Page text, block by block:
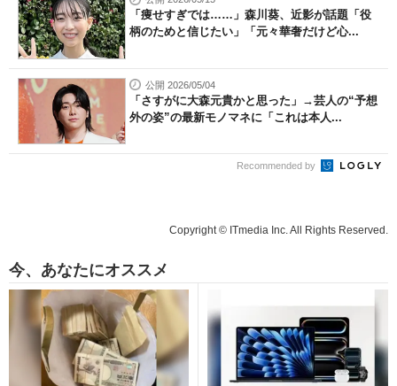
「痩せすぎでは……」森川葵、近影が話題「役
柄のためと信じたい」「元々華奢だけど心...
公開 2026/05/04
「さすがに大森元貴かと思った」→芸人の“予想
外の姿”の最新モノマネに「これは本人...
Recommended by
Copyright © ITmedia Inc. All Rights Reserved.
今、あなたにオススメ